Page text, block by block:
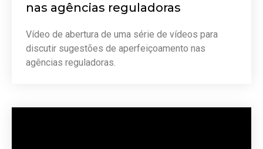
nas agências reguladoras
Vídeo de abertura de uma série de vídeos para
discutir sugestões de aperfeiçoamento nas
agências reguladoras.